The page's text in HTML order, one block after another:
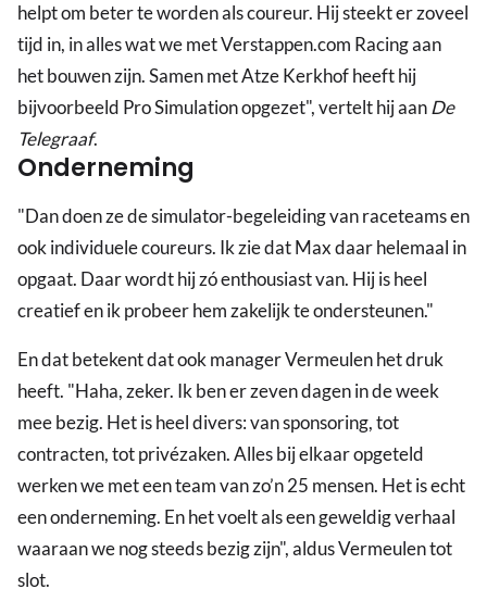
helpt om beter te worden als coureur. Hij steekt er zoveel
tijd in, in alles wat we met Verstappen.com Racing aan
het bouwen zijn. Samen met Atze Kerkhof heeft hij
bijvoorbeeld Pro Simulation opgezet", vertelt hij aanDe
Telegraaf.
Onderneming
"Dan doen ze de simulator-begeleiding van raceteams en
ook individuele coureurs. Ik zie dat Max daar helemaal in
opgaat. Daar wordt hij zó enthousiast van. Hij is heel
creatief en ik probeer hem zakelijk te ondersteunen."
En dat betekent dat ook manager Vermeulen het druk
heeft. "Haha, zeker. Ik ben er zeven dagen in de week
mee bezig. Het is heel divers: van sponsoring, tot
contracten, tot privézaken. Alles bij elkaar opgeteld
werken we met een team van zo’n 25 mensen. Het is echt
een onderneming. En het voelt als een geweldig verhaal
waaraan we nog steeds bezig zijn", aldus Vermeulen tot
slot.